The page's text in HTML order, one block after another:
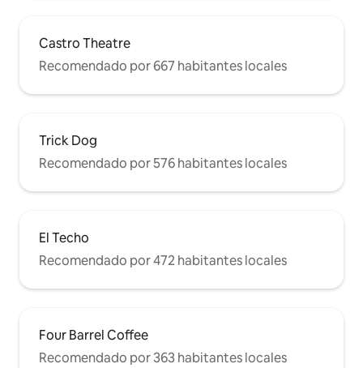
generalmente son más estrictos con la
limpieza de las calles que con los
permisos de estacionamiento diarios.
Actualmente estoy tratando de localizar
aquí sin un coche, sería lo mejor.
Castro Theatre
Recomendado por 667 habitantes locales
Trick Dog
Recomendado por 576 habitantes locales
El Techo
Recomendado por 472 habitantes locales
Four Barrel Coffee
Recomendado por 363 habitantes locales